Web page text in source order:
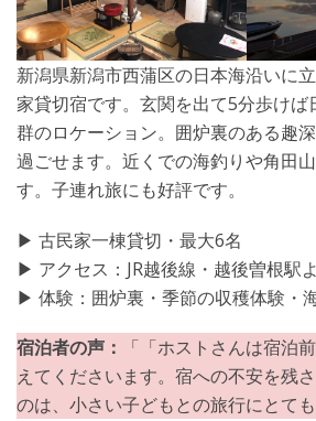
新潟県新潟市西蒲区の日本海沿いに
家貸切宿です。玄関を出て5分歩けば
群のロケーション。囲炉裏のある趣
過ごせます。近くでの海釣りや角田
す。子連れ旅にも好評です。
▶︎ 古民家一棟貸切・最大6名
▶︎ アクセス：JR越後線・越後曽根駅
▶︎ 体験：囲炉裏・季節の収穫体験・
宿泊者の声：
「「ホストさんは宿泊
えてくださいます。宿への不安を残
のは、小さい子どもとの旅行にとて